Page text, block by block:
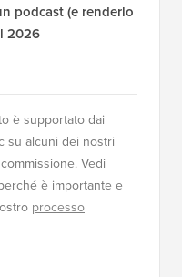
podcast (e renderlo
2026
è supportato dai
su alcuni dei nostri
Vedi
è importante e
processo